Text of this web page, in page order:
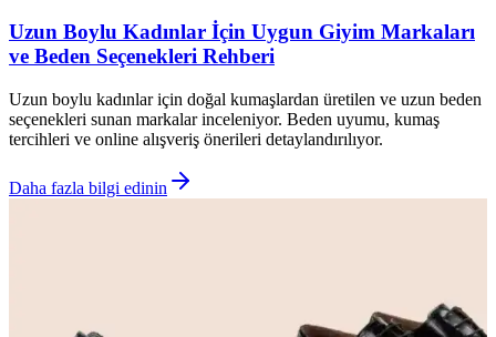
Uzun Boylu Kadınlar İçin Uygun Giyim Markaları
ve Beden Seçenekleri Rehberi
Uzun boylu kadınlar için doğal kumaşlardan üretilen ve uzun beden
seçenekleri sunan markalar inceleniyor. Beden uyumu, kumaş
tercihleri ve online alışveriş önerileri detaylandırılıyor.
Daha fazla bilgi edinin